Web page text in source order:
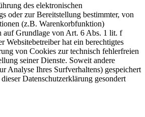
des elektronischen
oder zur Bereitstellung bestimmter, von
(z.B. Warenkorbfunktion)
auf Grundlage von Art. 6 Abs. 1 lit. f
Websitebetreiber hat ein berechtigtes
von Cookies zur technisch fehlerfreien
seiner Dienste. Soweit andere
Analyse Ihres Surfverhaltens) gespeichert
Datenschutzerklärung gesondert